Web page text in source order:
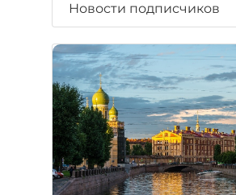
Новости подписчиков